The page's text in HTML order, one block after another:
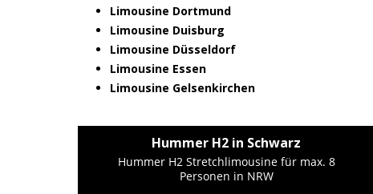
Limousine Dortmund
Limousine Duisburg
Limousine Düsseldorf
Limousine Essen
Limousine Gelsenkirchen
Hummer H2 in Schwarz
Hummer H2 Stretchlimousine für max. 8
Personen in NRW